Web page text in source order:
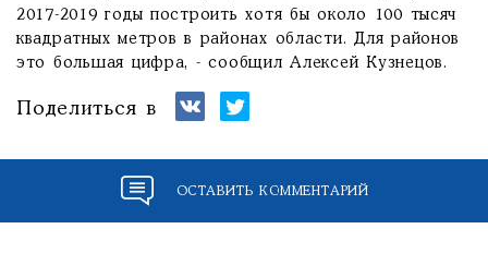
2017-2019 годы построить хотя бы около 100 тысяч
квадратных метров в районах области. Для районов
это большая цифра, - сообщил Алексей Кузнецов.
Поделиться в
ОСТАВИТЬ КОММЕНТАРИЙ